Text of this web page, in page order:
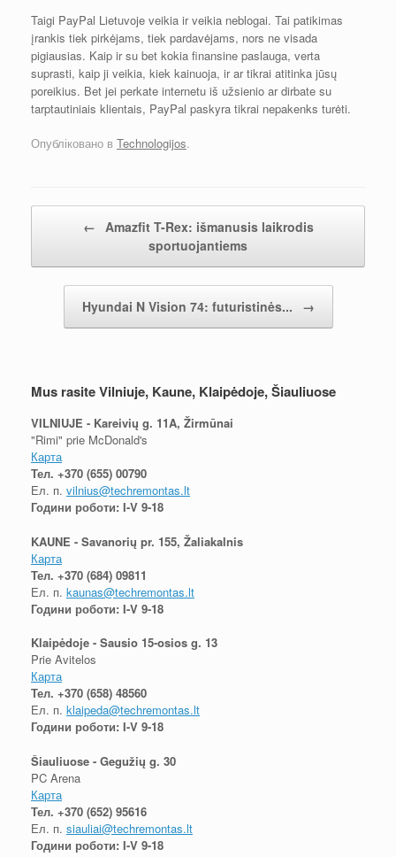
Taigi PayPal Lietuvoje veikia ir veikia neblogai. Tai patikimas
įrankis tiek pirkėjams, tiek pardavėjams, nors ne visada
pigiausias. Kaip ir su bet kokia finansine paslauga, verta
suprasti, kaip ji veikia, kiek kainuoja, ir ar tikrai atitinka jūsų
poreikius. Bet jei perkate internetu iš užsienio ar dirbate su
tarptautiniais klientais, PayPal paskyra tikrai nepakenks turėti.
Опубліковано в Technologijos.
← Amazfit T-Rex: išmanusis laikrodis
sportuojantiems
Hyundai N Vision 74: futuristinės... →
Mus rasite Vilniuje, Kaune, Klaipėdoje, Šiauliuose
VILNIUJE - Kareivių g. 11A, Žirmūnai
"Rimi" prie McDonald's
Карта
Тел. +370 (655) 00790
Ел. п. vilnius@techremontas.lt
Години роботи: I-V 9-18
KAUNE - Savanorių pr. 155, Žaliakalnis
Карта
Тел. +370 (684) 09811
Ел. п. kaunas@techremontas.lt
Години роботи: I-V 9-18
Klaipėdoje - Sausio 15-osios g. 13
Prie Avitelos
Карта
Тел. +370 (658) 48560
Ел. п. klaipeda@techremontas.lt
Години роботи: I-V 9-18
Šiauliuose - Gegužių g. 30
PC Arena
Карта
Тел. +370 (652) 95616
Ел. п. siauliai@techremontas.lt
Години роботи: I-V 9-18